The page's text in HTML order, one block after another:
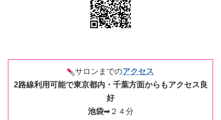
サロンまでのアクセス
2路線利用可能で東京都内・千葉方面からもアクセス良
好
池袋➡２４分